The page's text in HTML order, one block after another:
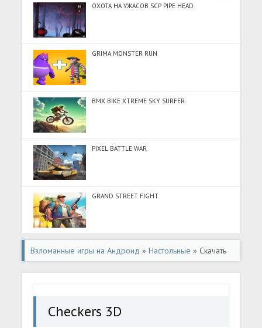
ОХОТА НА УЖАСОВ SCP PIPE HEAD
GRIMA MONSTER RUN
BMX BIKE XTREME SKY SURFER
PIXEL BATTLE WAR
GRAND STREET FIGHT
Взломанные игры на Андроид »Настольные » Скачать
Checkers 3D (Много денег) на Андроид
Checkers 3D